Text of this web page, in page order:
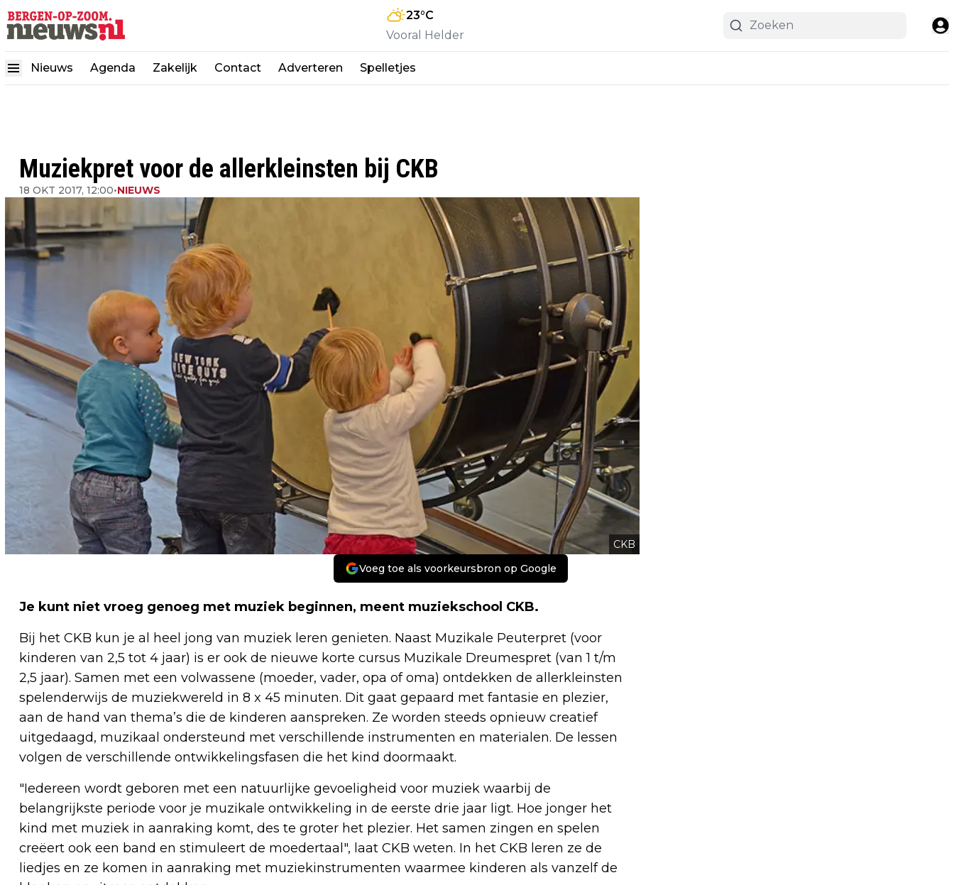
23°C
Vooral Helder
Nieuws Agenda Zakelijk Contact Adverteren Spelletjes
Muziekpret voor de allerkleinsten bij CKB
18 OKT 2017, 12:00•NIEUWS
CKB
Voeg toe als voorkeursbron op Google
Je kunt niet vroeg genoeg met muziek beginnen, meent muziekschool CKB.
Bij het CKB kun je al heel jong van muziek leren genieten. Naast Muzikale Peuterpret (voor
kinderen van 2,5 tot 4 jaar) is er ook de nieuwe korte cursus Muzikale Dreumespret (van 1 t/m
2,5 jaar). Samen met een volwassene (moeder, vader, opa of oma) ontdekken de allerkleinsten
spelenderwijs de muziekwereld in 8 x 45 minuten. Dit gaat gepaard met fantasie en plezier,
aan de hand van thema’s die de kinderen aanspreken. Ze worden steeds opnieuw creatief
uitgedaagd, muzikaal ondersteund met verschillende instrumenten en materialen. De lessen
volgen de verschillende ontwikkelingsfasen die het kind doormaakt.
"Iedereen wordt geboren met een natuurlijke gevoeligheid voor muziek waarbij de
belangrijkste periode voor je muzikale ontwikkeling in de eerste drie jaar ligt. Hoe jonger het
kind met muziek in aanraking komt, des te groter het plezier. Het samen zingen en spelen
creëert ook een band en stimuleert de moedertaal", laat CKB weten. In het CKB leren ze de
liedjes en ze komen in aanraking met muziekinstrumenten waarmee kinderen als vanzelf de